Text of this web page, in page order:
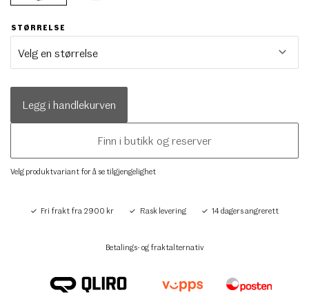
STØRRELSE
Legg i handlekurven
Finn i butikk og reserver
Velg produktvariant for å se tilgjengelighet
Fri frakt fra 2900 kr Rask levering 14 dagers angrerett
Betalings- og fraktalternativ